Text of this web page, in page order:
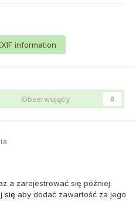
information
Obserwujący 0
a zarejestrować się później.
się aby dodać zawartość za jego